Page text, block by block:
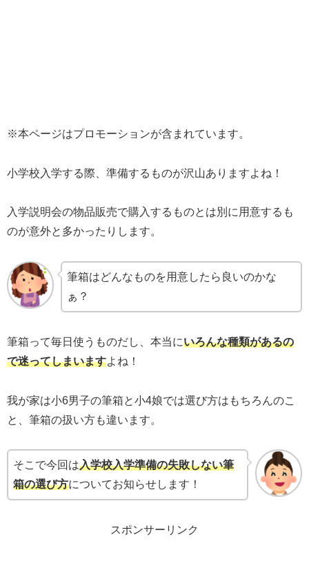
※本ページはプロモーションが含まれています。
小学校入学する際、準備するものが沢山ありますよね！
入学説明会の物品販売で購入するものとは別に用意するも
のが意外と多かったりします。
筆箱はどんなものを用意したら良いのかな
ぁ？
筆箱って毎日使うものだし、本当にいろんな種類があるの
で迷ってしまいますよね！
我が家は小6男子の筆箱と小4娘では選び方はもちろんのこ
と、筆箱の扱い方も違います。
そこで今回は入学校入学準備の失敗しない筆
箱の選び方についてお知らせします！
スポンサーリンク